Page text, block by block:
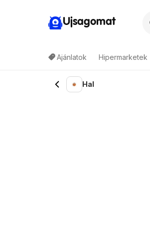
Ujsagomat
Ajánlatok Hipermarketek
Hal